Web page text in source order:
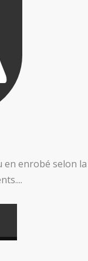
en enrobé selon la